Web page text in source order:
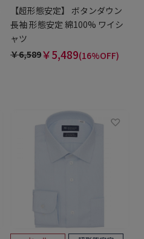
【超形態安定】 ボタンダウン
長袖 形態安定 綿100% ワイシ
ャツ
￥6,589￥5,489(16%OFF)